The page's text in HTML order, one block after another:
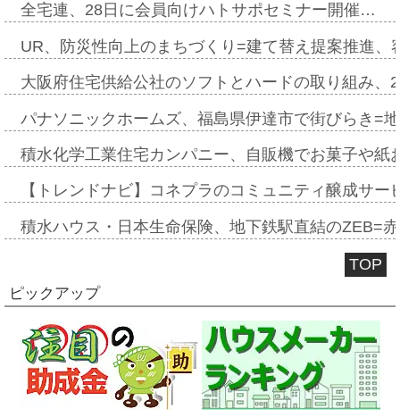
全宅連、28日に会員向けハトサポセミナー開催…
UR、防災性向上のまちづくり=建て替え提案推進
大阪府住宅供給公社のソフトとハードの取り組み
パナソニックホームズ、福島県伊達市で街びらき=
積水化学工業住宅カンパニー、自販機でお菓子や
【トレンドナビ】コネプラのコミュニティ醸成サ
積水ハウス・日本生命保険、地下鉄駅直結のZEB=
TOP
ピックアップ